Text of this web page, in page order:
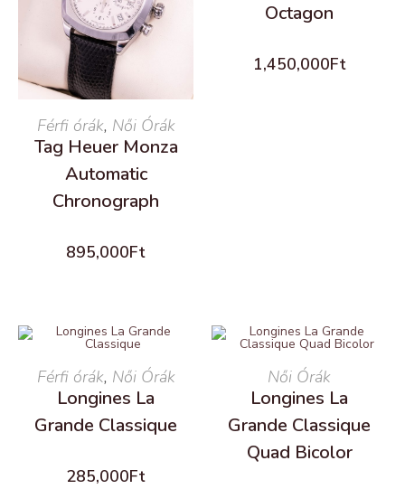
READ MORE
Férfi órák, Női Órák
Tag Heuer Monza
Automatic
Chronograph
895,000Ft
Octagon
1,450,000Ft
READ MORE
Férfi órák, Női Órák
Longines La
Grande Classique
285,000Ft
READ MORE
Női Órák
Longines La
Grande Classique
Quad Bicolor